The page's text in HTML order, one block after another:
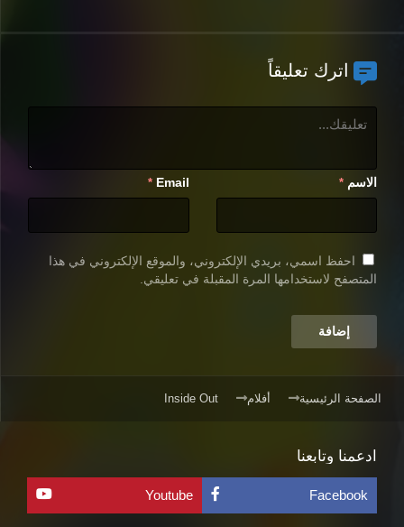
اترك تعليقاً
الاسم *
Email
*
احفظ اسمي، بريدي الإلكتروني، والموقع الإلكتروني في هذا
المتصفح لاستخدامها المرة المقبلة في تعليقي.
الصفحة الرئيسية أفلام Inside Out
ادعمنا وتابعنا
Facebook
Youtube